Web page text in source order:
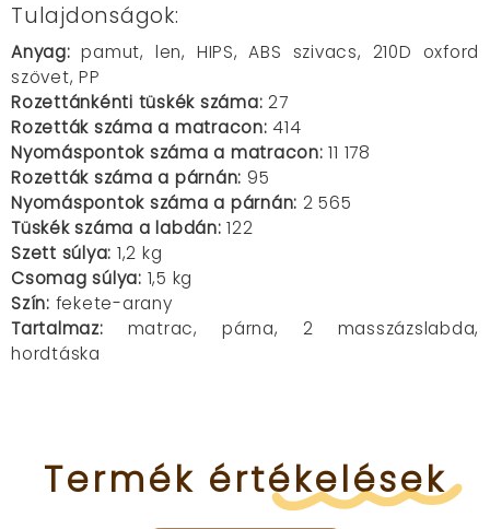
Tulajdonságok:
Anyag: pamut, len, HIPS, ABS szivacs, 210D oxford
szövet, PP
Rozettánkénti tüskék száma: 27
Rozetták száma a matracon: 414
Nyomáspontok száma a matracon: 11 178
Rozetták száma a párnán: 95
Nyomáspontok száma a párnán: 2 565
Tüskék száma a labdán: 122
Szett súlya: 1,2 kg
Csomag súlya: 1,5 kg
Szín: fekete-arany
Tartalmaz: matrac, párna, 2 masszázslabda,
hordtáska
Termék értékelések